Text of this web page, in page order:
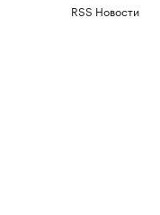
RSS Новости